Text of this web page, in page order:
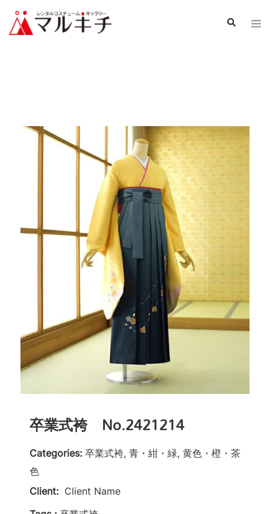
卒業式袴 No.2421214
Categories: 卒業式袴, 青・紺・緑, 黄色・橙・茶
色
Client: Client Name